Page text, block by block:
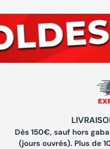
Dès 150€, sauf hors
(jours ouvrés). Plus de